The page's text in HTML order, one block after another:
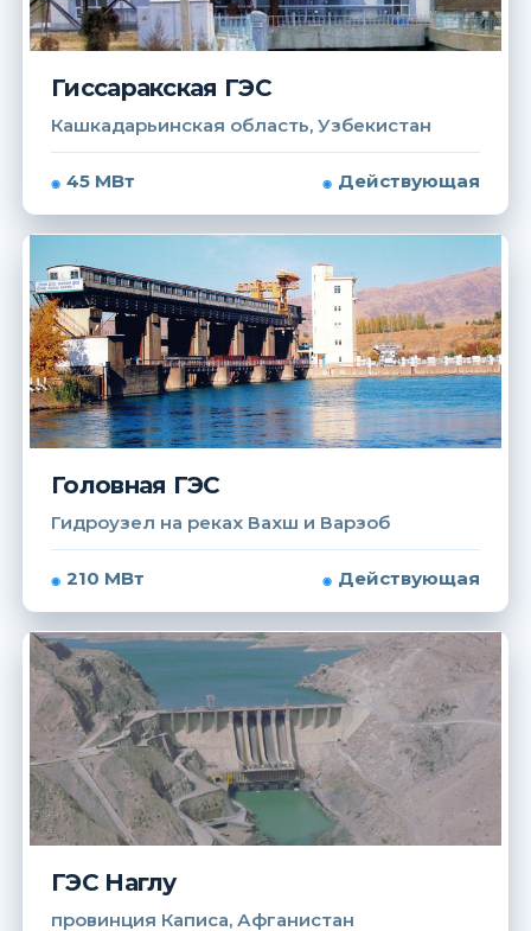
Гиссаракская ГЭС
Кашкадарьинская область, Узбекистан
45 МВт Действующая
Головная ГЭС
Гидроузел на реках Вахш и Варзоб
210 МВт Действующая
ГЭС Наглу
провинция Каписа, Афганистан